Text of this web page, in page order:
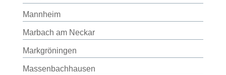
Mannheim
Marbach am Neckar
Markgröningen
Massenbachhausen